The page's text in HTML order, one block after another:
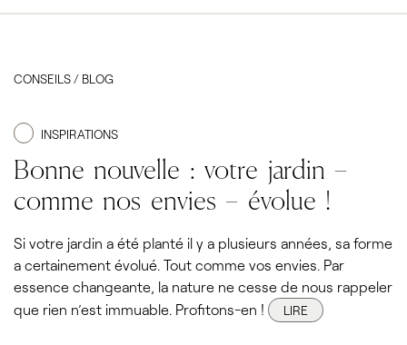
CONSEILS / BLOG
INSPIRATIONS
Bonne nouvelle : votre jardin –
comme nos envies – évolue !
Si votre jardin a été planté il y a plusieurs années, sa forme
a certainement évolué. Tout comme vos envies. Par
essence changeante, la nature ne cesse de nous rappeler
que rien n’est immuable. Profitons-en !
LIRE